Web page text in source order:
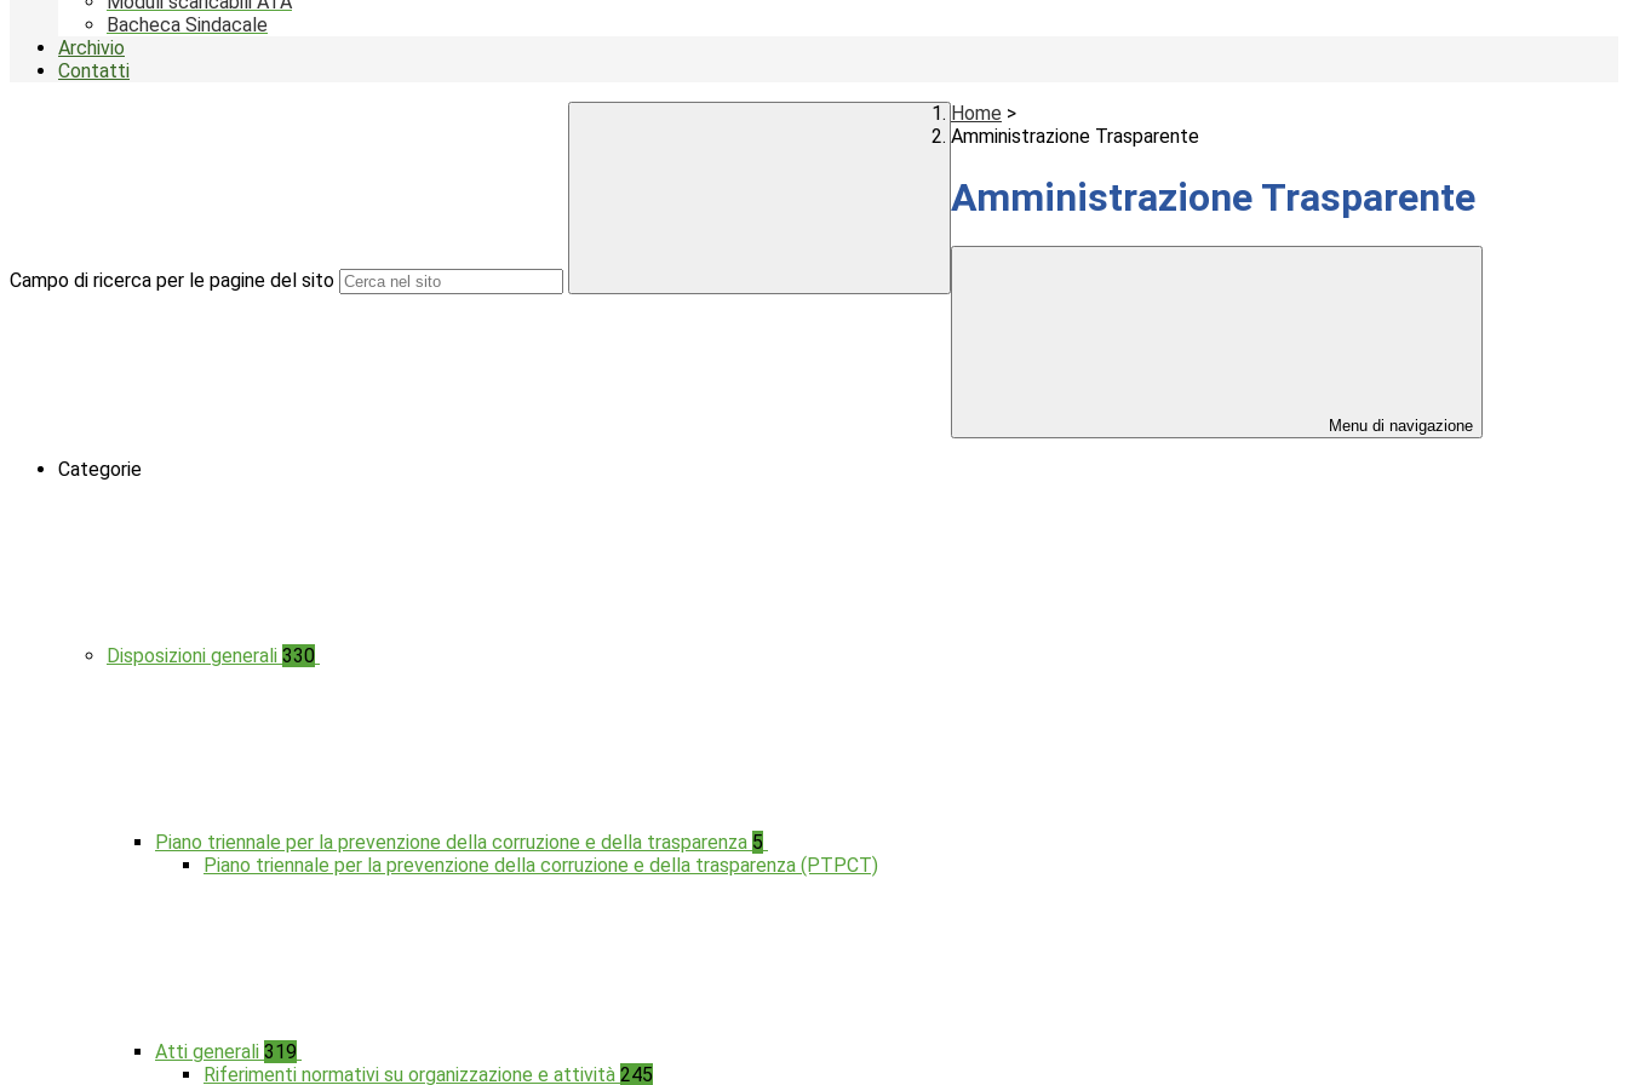
Bacheca Sindacale
Archivio
Contatti
Campo di ricerca per le pagine del sito
Home >
Amministrazione Trasparente
Amministrazione Trasparente
Menu di navigazione
Categorie
Disposizioni generali 330
Piano triennale per la prevenzione della corruzione e della trasparenza 5
Piano triennale per la prevenzione della corruzione e della trasparenza (PTPCT)
Atti generali 319
Riferimenti normativi su organizzazione e attività 245